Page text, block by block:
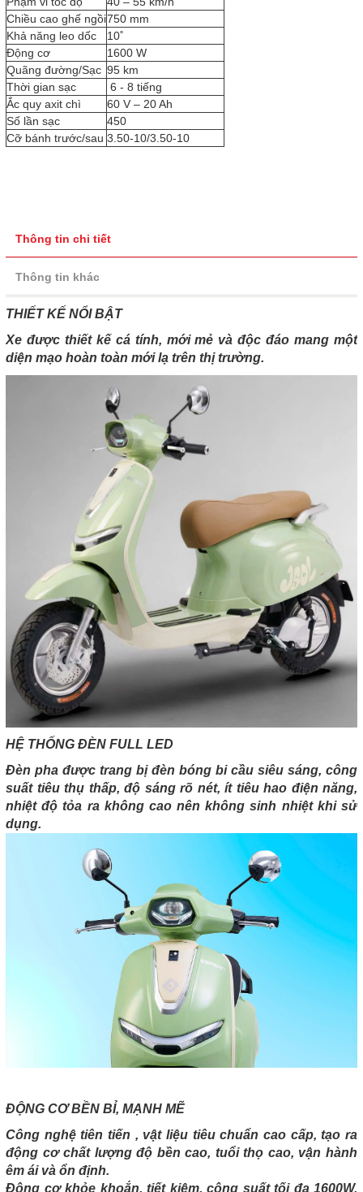
Chiều cao ghế ngồi750 mm
Khả năng leo dốc
10˚
Động cơ
1600 W
Quãng đường/Sạc 95 km
Thời gian sạc
6 - 8 tiếng
Ắc quy axit chì
60 V – 20 Ah
Số lần sạc
450
Cỡ bánh trước/sau 3.50-10/3.50-10
Thông tin chi tiết
Thông tin khác
THIẾT KẾ NỔI BẬT
Xe được thiết kế cá tính, mới mẻ và độc đáo mang một
diện mạo hoàn toàn mới lạ trên thị trường.
HỆ THỐNG ĐÈN FULL LED
Đèn pha được trang bị đèn bóng bi cầu siêu sáng, công
suất tiêu thụ thấp, độ sáng rõ nét, ít tiêu hao điện năng,
nhiệt độ tỏa ra không cao nên không sinh nhiệt khi sử
dụng.
ĐỘNG CƠ BỀN BỈ, MẠNH MẼ
Công nghệ tiên tiến , vật liệu tiêu chuẩn cao cấp, tạo ra
động cơ chất lượng độ bền cao, tuổi thọ cao, vận hành
êm ái và ổn định.
Động cơ khỏe khoắn, tiết kiệm, công suất tối đa 1600W,